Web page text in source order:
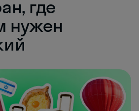
где
нужен